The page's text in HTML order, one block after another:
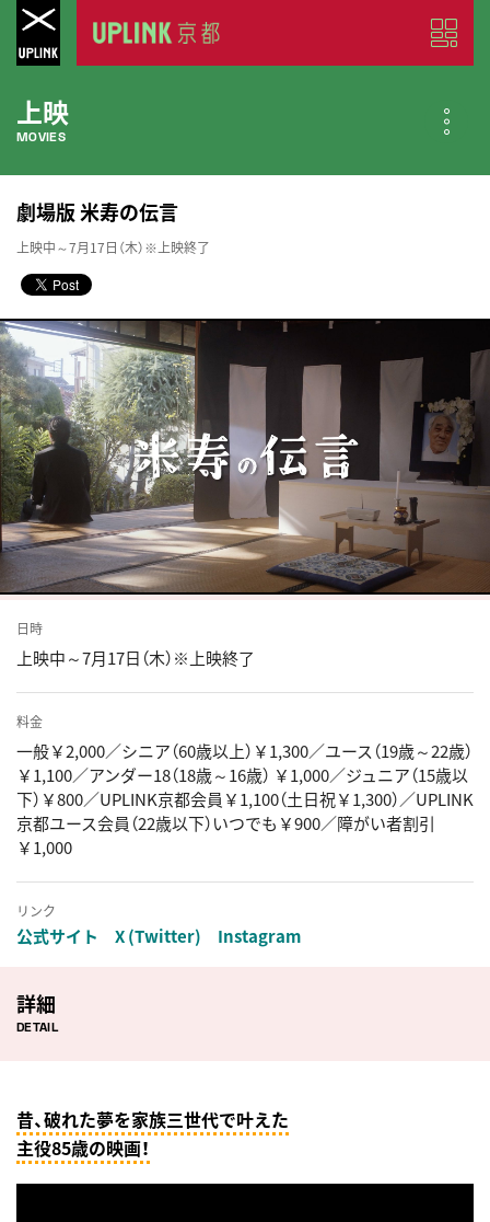
上映
MOVIES
公開中の作品
近日公開の作品
今月のスケジュール
MONTHLY SCHEDULE
劇場版 米寿の伝言
上映中～7月17日（木）※上映終了
日時
上映中～7月17日（木）※上映終了
料金
一般￥2,000／シニア（60歳以上）￥1,300／ユース（19歳～22歳）
￥1,100／アンダー18（18歳～16歳） ￥1,000／ジュニア（15歳以
下）￥800／UPLINK京都会員￥1,100（土日祝￥1,300）／UPLINK
京都ユース会員（22歳以下）いつでも￥900／障がい者割引
￥1,000
リンク
公式サイト X (Twitter) Instagram
詳細
DETAIL
昔、破れた夢を家族三世代で叶えた
主役85歳の映画！